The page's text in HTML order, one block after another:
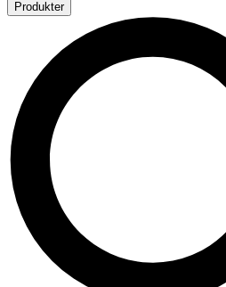
Produkter